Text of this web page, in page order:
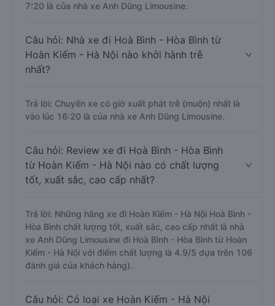
7:20 là của nhà xe Anh Dũng Limousine.
Câu hỏi: Nhà xe đi Hoà Bình - Hòa Bình từ
Hoàn Kiếm - Hà Nội nào khởi hành trễ
nhất?
Trả lời: Chuyến xe có giờ xuất phát trễ (muộn) nhất là
vào lúc 16:20 là của nhà xe Anh Dũng Limousine.
Câu hỏi: Review xe đi Hoà Bình - Hòa Bình
từ Hoàn Kiếm - Hà Nội nào có chất lượng
tốt, xuất sắc, cao cấp nhất?
Trả lời: Những hãng xe đi Hoàn Kiếm - Hà Nội Hoà Bình -
Hòa Bình chất lượng tốt, xuất sắc, cao cấp nhất là nhà
xe Anh Dũng Limousine đi Hoà Bình - Hòa Bình từ Hoàn
Kiếm - Hà Nội với điểm chất lượng là 4.9/5 dựa trên 106
đánh giá của khách hàng).
Câu hỏi: Có loại xe Hoàn Kiếm - Hà Nội